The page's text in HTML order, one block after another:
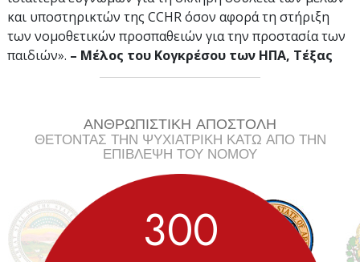
και υποστηρικτών της CCHR όσον αφορά τη στήριξη
των νομοθετικών προσπαθειών για την προστασία των
παιδιών». – Μέλος του Κογκρέσου των ΗΠΑ, Τέξας
ΑΝΘΡΩΠΙΣΤΙΚΗ ΑΠΟΣΤΟΛΗ
ΘΕΤΟΝΤΑΣ ΤΗΝ ΨΥΧΙΑΤΡΙΚΗ ΚΑΤΩ ΑΠΟ ΤΗΝ
ΕΠΙΒΛΕΨΗ ΤΟΥ ΝΟΜΟΥ
300